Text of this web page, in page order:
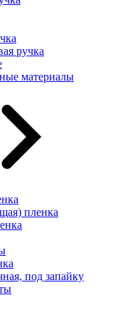
ручка
материалы
пленка
под запайку